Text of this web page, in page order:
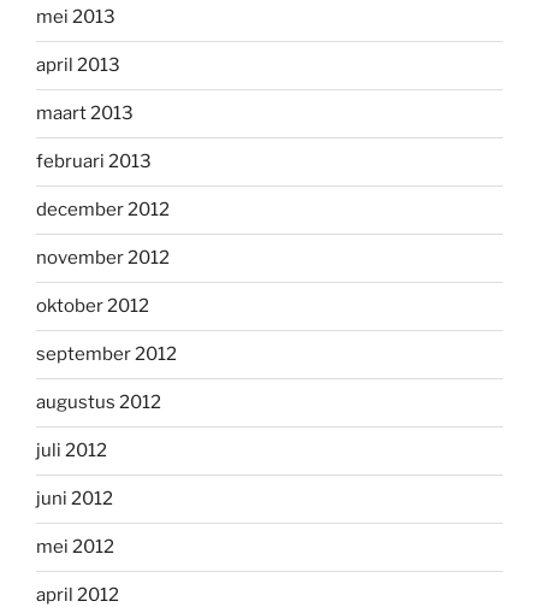
mei 2013
april 2013
maart 2013
februari 2013
december 2012
november 2012
oktober 2012
september 2012
augustus 2012
juli 2012
juni 2012
mei 2012
april 2012